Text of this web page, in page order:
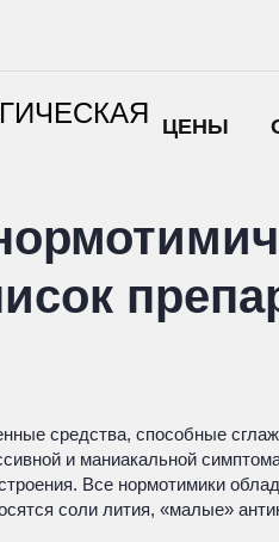
ЦЕНЫ
средства, способные
и маниакальной
Все нормотимики
соли лития, «малые»